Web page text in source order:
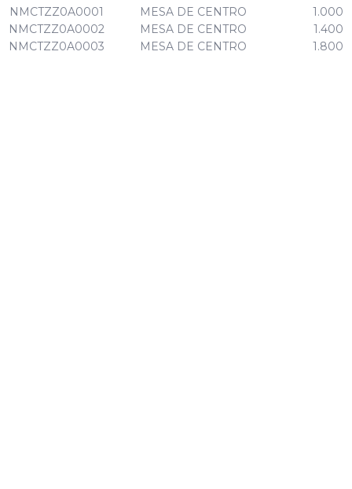
NMCTZZ0A0001
MESA DE CENTRO
1.000
NMCTZZ0A0002
MESA DE CENTRO
1.400
NMCTZZ0A0003
MESA DE CENTRO 1.800